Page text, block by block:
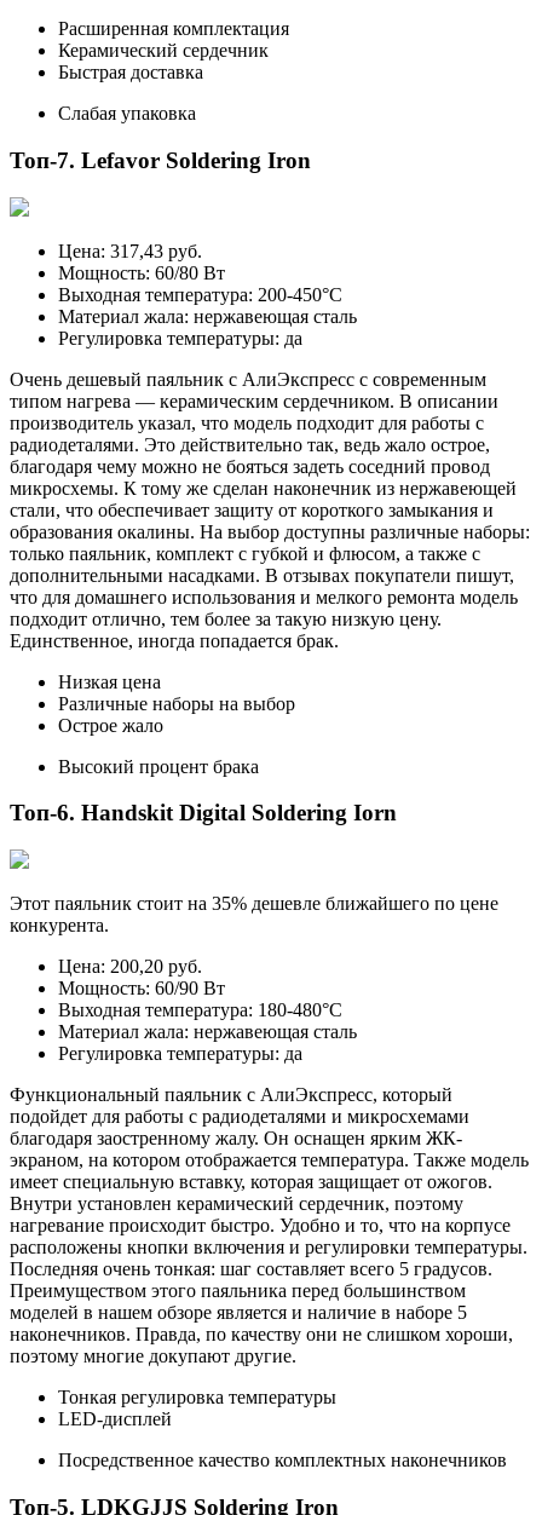
Расширенная комплектация
Керамический сердечник
Быстрая доставка
Слабая упаковка
Топ-7. Lefavor Soldering Iron
Цена: 317,43 руб.
Мощность: 60/80 Вт
Выходная температура: 200-450°С
Материал жала: нержавеющая сталь
Регулировка температуры: да
Очень дешевый паяльник с АлиЭкспресс с современным
типом нагрева — керамическим сердечником. В описании
производитель указал, что модель подходит для работы с
радиодеталями. Это действительно так, ведь жало острое,
благодаря чему можно не бояться задеть соседний провод
микросхемы. К тому же сделан наконечник из нержавеющей
стали, что обеспечивает защиту от короткого замыкания и
образования окалины. На выбор доступны различные наборы:
только паяльник, комплект с губкой и флюсом, а также с
дополнительными насадками. В отзывах покупатели пишут,
что для домашнего использования и мелкого ремонта модель
подходит отлично, тем более за такую низкую цену.
Единственное, иногда попадается брак.
Низкая цена
Различные наборы на выбор
Острое жало
Высокий процент брака
Топ-6. Handskit Digital Soldering Iorn
Этот паяльник стоит на 35% дешевле ближайшего по цене
конкурента.
Цена: 200,20 руб.
Мощность: 60/90 Вт
Выходная температура: 180-480°С
Материал жала: нержавеющая сталь
Регулировка температуры: да
Функциональный паяльник с АлиЭкспресс, который
подойдет для работы с радиодеталями и микросхемами
благодаря заостренному жалу. Он оснащен ярким ЖК-
экраном, на котором отображается температура. Также модель
имеет специальную вставку, которая защищает от ожогов.
Внутри установлен керамический сердечник, поэтому
нагревание происходит быстро. Удобно и то, что на корпусе
расположены кнопки включения и регулировки температуры.
Последняя очень тонкая: шаг составляет всего 5 градусов.
Преимуществом этого паяльника перед большинством
моделей в нашем обзоре является и наличие в наборе 5
наконечников. Правда, по качеству они не слишком хороши,
поэтому многие докупают другие.
Тонкая регулировка температуры
LED-дисплей
Посредственное качество комплектных наконечников
Топ-5. LDKGJJS Soldering Iron